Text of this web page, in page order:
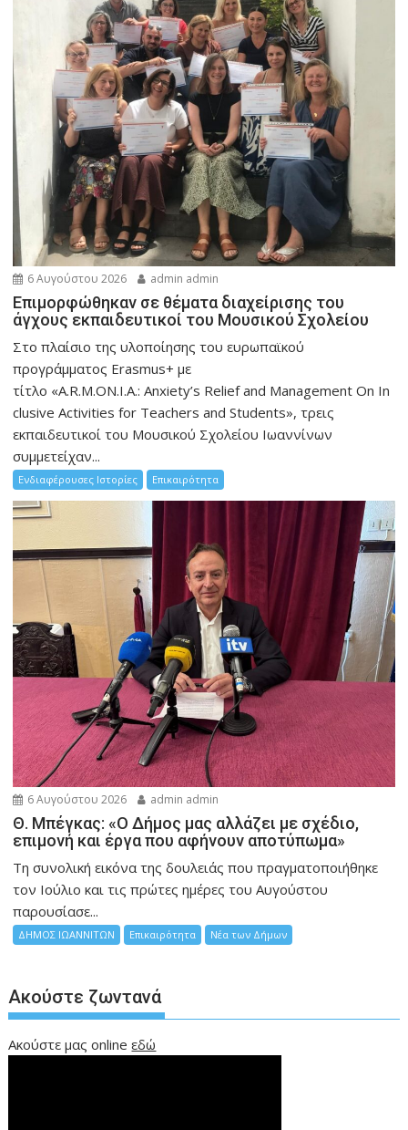
6 Αυγούστου 2026 admin admin
Eπιμορφώθηκαν σε θέματα διαχείρισης του
άγχους εκπαιδευτικοί του Μουσικού Σχολείου
Στο πλαίσιο της υλοποίησης του ευρωπαϊκού
προγράμματος Erasmus+ με
τίτλο «A.R.M.ON.I.A.: Anxiety’s Relief and Management On In
clusive Activities for Teachers and Students», τρεις
εκπαιδευτικοί του Μουσικού Σχολείου Ιωαννίνων
συμμετείχαν...
Ενδιαφέρουσες Ιστορίες Επικαιρότητα
6 Αυγούστου 2026 admin admin
Θ. Μπέγκας: «Ο Δήμος μας αλλάζει με σχέδιο,
επιμονή και έργα που αφήνουν αποτύπωμα»
Τη συνολική εικόνα της δουλειάς που πραγματοποιήθηκε
τον Ιούλιο και τις πρώτες ημέρες του Αυγούστου
παρουσίασε...
ΔΗΜΟΣ ΙΩΑΝΝΙΤΩΝ Επικαιρότητα Νέα των Δήμων
Ακούστε ζωντανά
Ακούστε μας onlineεδώ